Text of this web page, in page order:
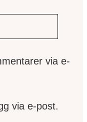
via e-
via e-post.